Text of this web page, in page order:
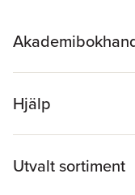
Hjälp
Utvalt sortiment